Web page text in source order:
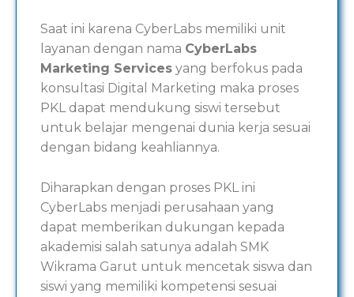
Saat ini karena CyberLabs memiliki unit
layanan dengan nama CyberLabs
Marketing Services yang berfokus pada
konsultasi Digital Marketing maka proses
PKL dapat mendukung siswi tersebut
untuk belajar mengenai dunia kerja sesuai
dengan bidang keahliannya.
Diharapkan dengan proses PKL ini
CyberLabs menjadi perusahaan yang
dapat memberikan dukungan kepada
akademisi salah satunya adalah SMK
Wikrama Garut untuk mencetak siswa dan
siswi yang memiliki kompetensi sesuai